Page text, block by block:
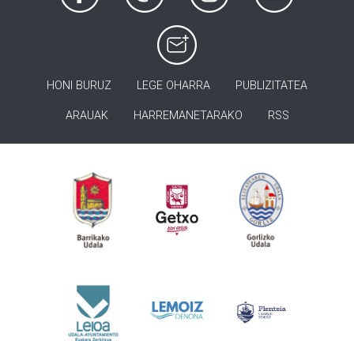
HONI BURUZ LEGE OHARRA PUBLIZITATEA
ARAUAK HARREMANETARAKO RSS